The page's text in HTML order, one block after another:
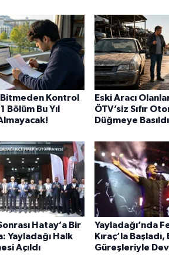
Kontrol
Bölüm Bu Yıl
Eski Aracı
ÖTV’siz Sıfır
Düğmeye Basıldı
Hatay’a Bir
Yayladağı Halk
Açıldı
Yayladağı’nda
Kıraç’la
Güreşleriyle